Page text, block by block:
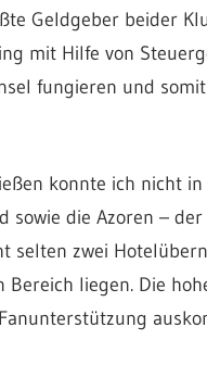
Geldgeber beider
mit Hilfe von
fungieren und
konnte ich nicht
sowie die Azoren –
selten zwei
liegen. Die